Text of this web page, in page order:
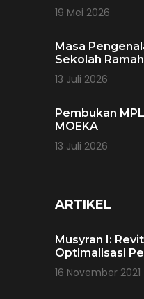
19 Mei 2026
Masa
Sekolah
13 Juli 2026
Pembukan
MOEKA
13 Juli 2026
ARTIKEL
Musyran I:
Optimalisasi
16 November 2021